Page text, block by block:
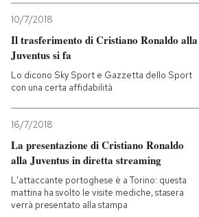
10/7/2018
Il trasferimento di Cristiano Ronaldo alla
Juventus si fa
Lo dicono Sky Sport e Gazzetta dello Sport
con una certa affidabilità
16/7/2018
La presentazione di Cristiano Ronaldo
alla Juventus in diretta streaming
L'attaccante portoghese è a Torino: questa
mattina ha svolto le visite mediche, stasera
verrà presentato alla stampa